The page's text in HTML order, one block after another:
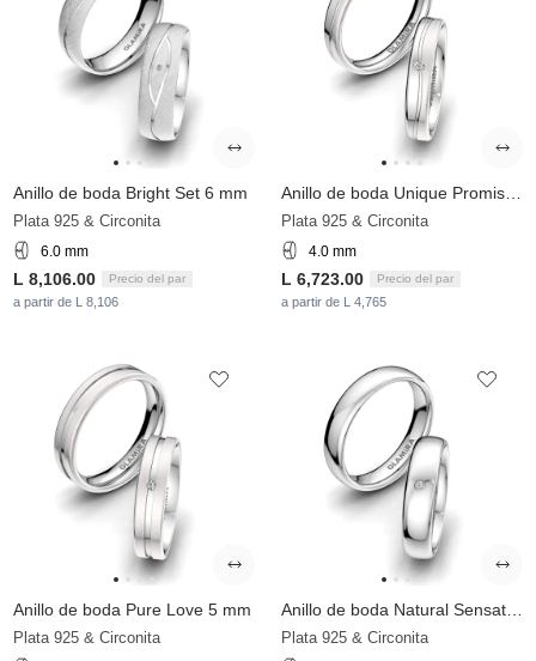
Anillo de boda Bright Set 6 mm
Plata 925 & Circonita
6.0 mm
L 8,106.00 Precio del par
a partir de L 8,106
Plata 925 & Circonita
4.0 mm
L 6,723.00 Precio del par
a partir de L 4,765
Anillo de boda Pure Love 5 mm
Plata 925 & Circonita Plata 925 & Circonita